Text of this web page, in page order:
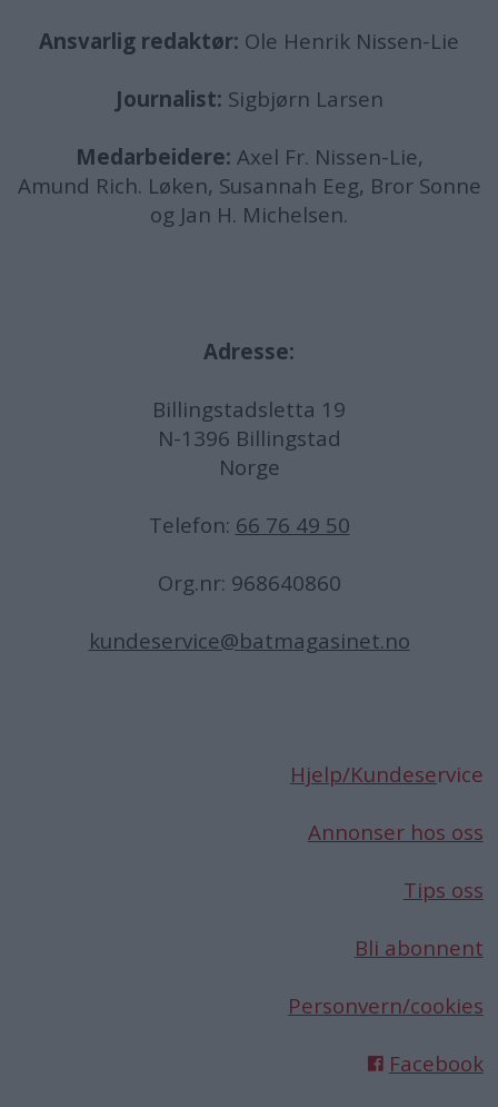
Ansvarlig redaktør: Ole Henrik Nissen-Lie
Journalist: Sigbjørn Larsen
Medarbeidere: Axel Fr. Nissen-Lie,
Amund Rich. Løken, Susannah Eeg, Bror Sonne
og Jan H. Michelsen.
Adresse:
Billingstadsletta 19
N-1396 Billingstad
Norge
Telefon: 66 76 49 50
Org.nr: 968640860
kundeservice@batmagasinet.no
Hjelp/Kundeservice
Annonser hos oss
Tips oss
Bli abonnent
Personvern/cookies
Facebook